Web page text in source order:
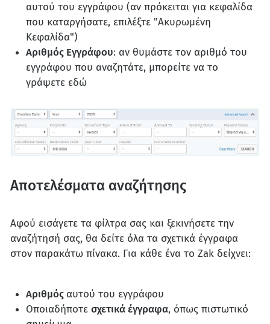
αυτού του εγγράφου (αν πρόκειται για κεφαλίδα
που καταργήσατε, επιλέξτε "Ακυρωμένη
Κεφαλίδα")
Αριθμός Εγγράφου: αν θυμάστε τον αριθμό του
εγγράφου που αναζητάτε, μπορείτε να το
γράψετε εδώ
Αποτελέσματα αναζήτησης
Αφού εισάγετε τα φίλτρα σας και ξεκινήσετε την
αναζήτησή σας, θα δείτε όλα τα σχετικά έγγραφα
στον παρακάτω πίνακα. Για κάθε ένα το Zak δείχνει:
Αριθμός αυτού του εγγράφου
Οποιαδήποτε σχετικά έγγραφα, όπως πιστωτικό